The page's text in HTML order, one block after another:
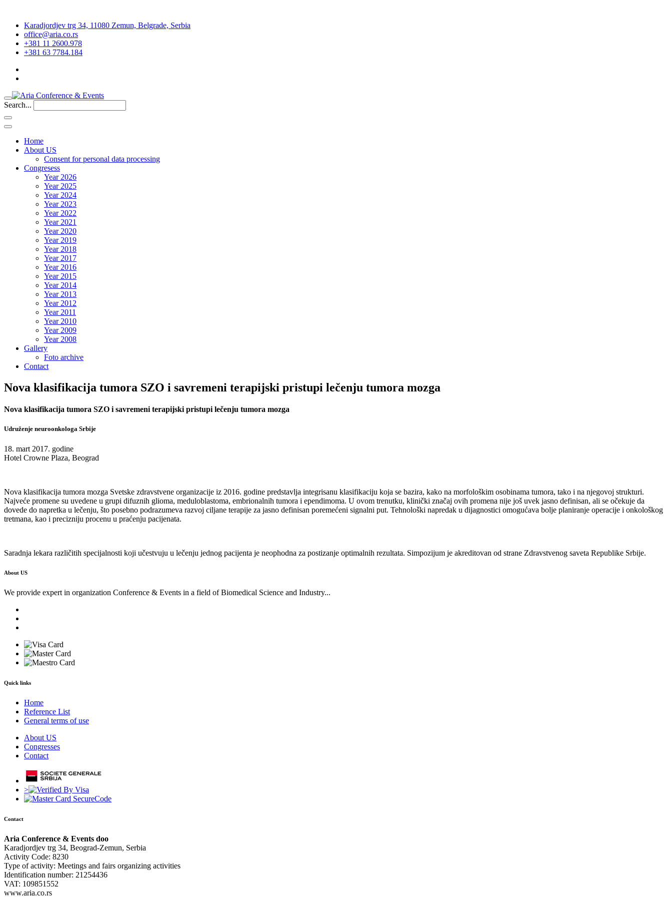
Karadjordjev trg 34, 11080 Zemun, Belgrade, Serbia
office@aria.co.rs
+381 11 2600.978
+381 63 7784.184
Search...
Home
About US
Consent for personal data processing
Congresess
Year 2026
Year 2025
Year 2024
Year 2023
Year 2022
Year 2021
Year 2020
Year 2019
Year 2018
Year 2017
Year 2016
Year 2015
Year 2014
Year 2013
Year 2012
Year 2011
Year 2010
Year 2009
Year 2008
Gallery
Foto archive
Contact
Nova klasifikacija tumora SZO i savremeni terapijski pristupi lečenju tumora mozga
Nova klasifikacija tumora SZO i savremeni terapijski pristupi lečenju tumora mozga
Udruženje neuroonkologa Srbije
18. mart 2017. godine
Hotel Crowne Plaza, Beograd
Nova klasifikacija tumora mozga Svetske zdravstvene organizacije iz 2016. godine predstavlja integrisanu klasifikaciju koja se bazira, kako na morfološkim osobinama tumora, tako i na njegovoj strukturi.
Najveće promene su uvedene u grupi difuznih glioma, meduloblastoma, embrionalnih tumora i ependimoma. U ovom trenutku, klinički značaj ovih promena nije još uvek jasno definisan, ali se očekuje da
dovede do napretka u lečenju, što posebno podrazumeva razvoj ciljane terapije za jasno definisan poremećeni signalni put. Tehnološki napredak u dijagnostici omogućava bolje planiranje operacije i onkološkog
tretmana, kao i precizniju procenu u praćenju pacijenata.
Saradnja lekara različitih specijalnosti koji učestvuju u lečenju jednog pacijenta je neophodna za postizanje optimalnih rezultata. Simpozijum je akreditovan od strane Zdravstvenog saveta Republike Srbije.
About US
We provide expert in organization Conference & Events in a field of Biomedical Science and Industry...
Quick links
Home
Reference List
General terms of use
About US
Congresses
Contact
>
Contact
Aria Conference & Events doo
Karadjordjev trg 34, Beograd-Zemun, Serbia
Activity Code: 8230
Type of activity: Meetings and fairs organizing activities
Identification number: 21254436
VAT: 109851552
www.aria.co.rs